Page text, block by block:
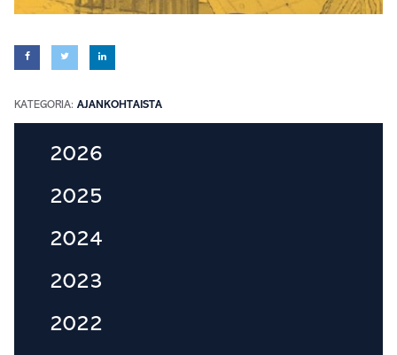
KATEGORIA: AJANKOHTAISTA
Ensisijainen
sivupalkki
2026
2025
2024
2023
2022